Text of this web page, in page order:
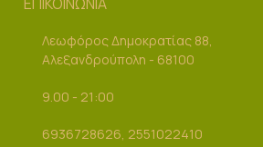
Λεωφόρος Δημοκρατίας 88,
Αλεξανδρούπολη - 68100
9.00 - 21:00
6936728626, 2551022410